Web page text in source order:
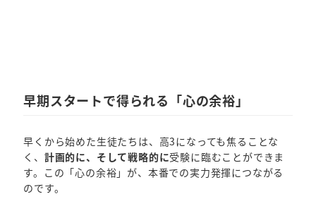
早期スタートで得られる「心の余裕」
早くから始めた生徒たちは、高3になっても焦ることな
く、 計画的に、そして戦略的に受験に臨むことができま
す。この「心の余裕」が、本番での実力発揮につながる
のです。